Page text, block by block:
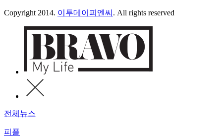
Copyright 2014. 이투데이피엔씨 . All rights reserved
전체뉴스
피플